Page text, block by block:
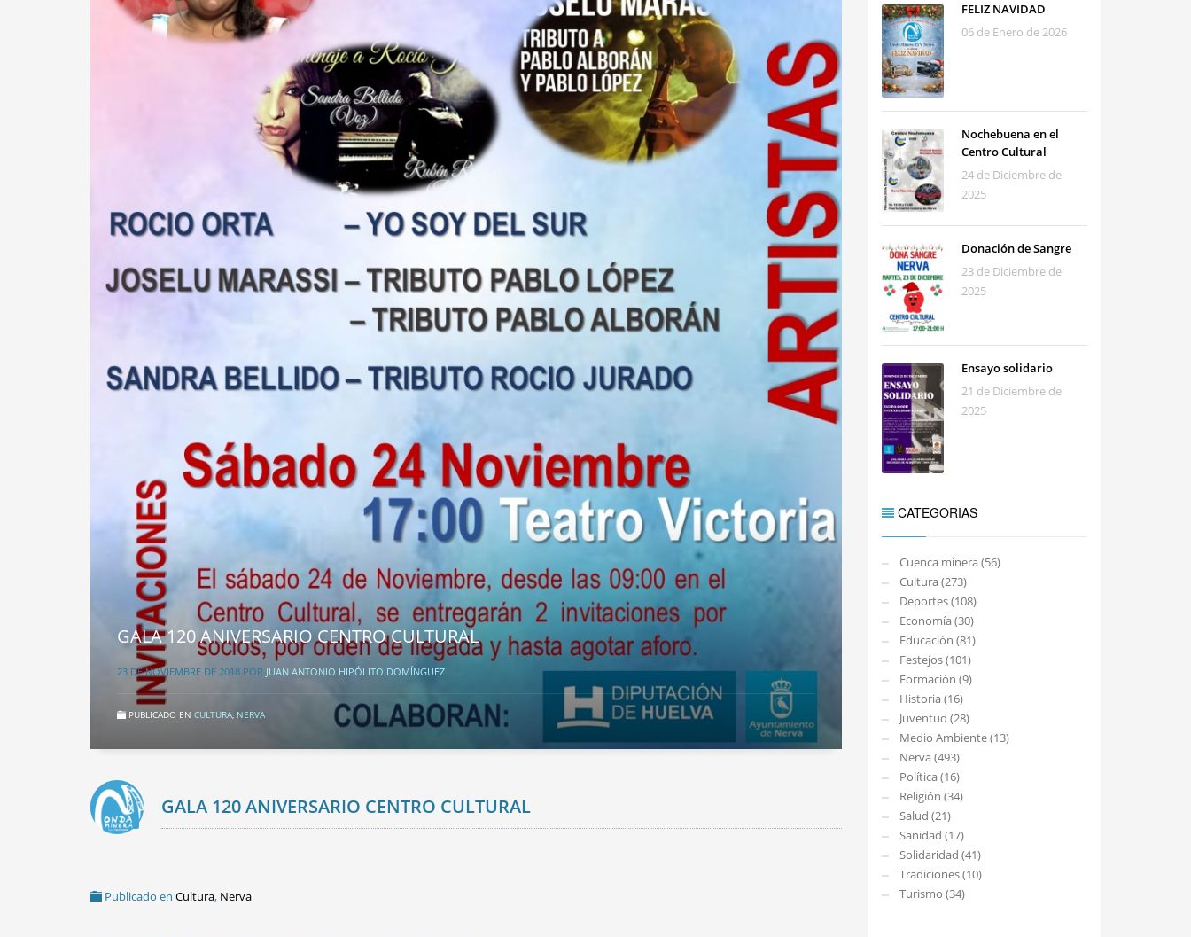
GALA 120 ANIVERSARIO CENTRO CULTURAL
23 DE NOVIEMBRE DE 2018 POR JUAN ANTONIO HIPÓLITO DOMÍNGUEZ
PUBLICADO EN CULTURA NERVA
GALA 120 ANIVERSARIO CENTRO CULTURAL
Publicado en Cultura, Nerva
FELIZ NAVIDAD
06 de Enero de 2026
Nochebuena en el
Centro Cultural
24 de Diciembre de
2025
Donación de Sangre
23 de Diciembre de
2025
Ensayo solidario
21 de Diciembre de
2025
CATEGORIAS
Cuenca minera (56)
Cultura (273)
Deportes (108)
Economía (30)
Educación (81)
Festejos (101)
Formación (9)
Historia (16)
Juventud (28)
Medio Ambiente (13)
Nerva (493)
Política (16)
Religión (34)
Salud (21)
Sanidad (17)
Solidaridad (41)
Tradiciones (10)
Turismo (34)